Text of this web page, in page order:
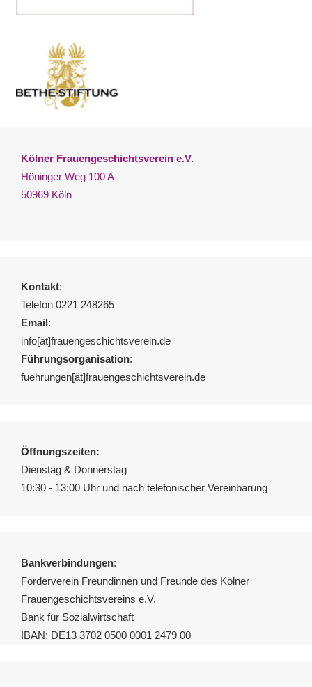
Kölner Frauengeschichtsverein e.V.
Höninger Weg 100 A
50969 Köln
Kontakt:
Telefon 0221 248265
Email:
info[ät]frauengeschichtsverein.de
Führungsorganisation:
fuehrungen[ät]frauengeschichtsverein.de
Öffnungszeiten:
Dienstag & Donnerstag
10:30 - 13:00 Uhr und nach telefonischer Vereinbarung
Bankverbindungen:
Förderverein Freundinnen und Freunde des Kölner
Frauengeschichtsvereins e.V.
Bank für Sozialwirtschaft
IBAN: DE13 3702 0500 0001 2479 00